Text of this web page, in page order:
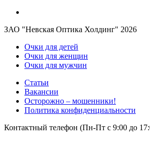
ЗАО "Невская Оптика Холдинг" 2026
Очки для детей
Очки для женщин
Очки для мужчин
Статьи
Вакансии
Осторожно – мошенники!
Политика конфиденциальности
Контактный телефон (Пн-Пт с 9:00 до